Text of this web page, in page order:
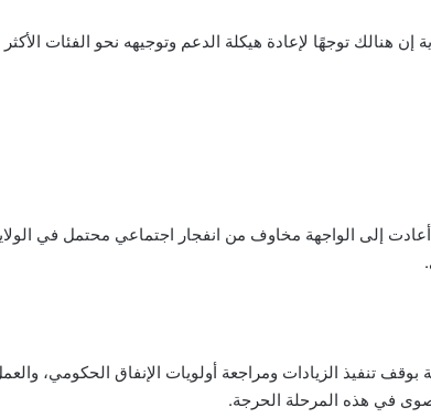
إن هنالك توجهًا لإعادة هيكلة الدعم وتوجيهه نحو الفئات
إلى الواجهة مخاوف من انفجار اجتماعي محتمل في
تنفيذ الزيادات ومراجعة أولويات الإنفاق الحكومي،
في هذه المرحلة الحرجة.